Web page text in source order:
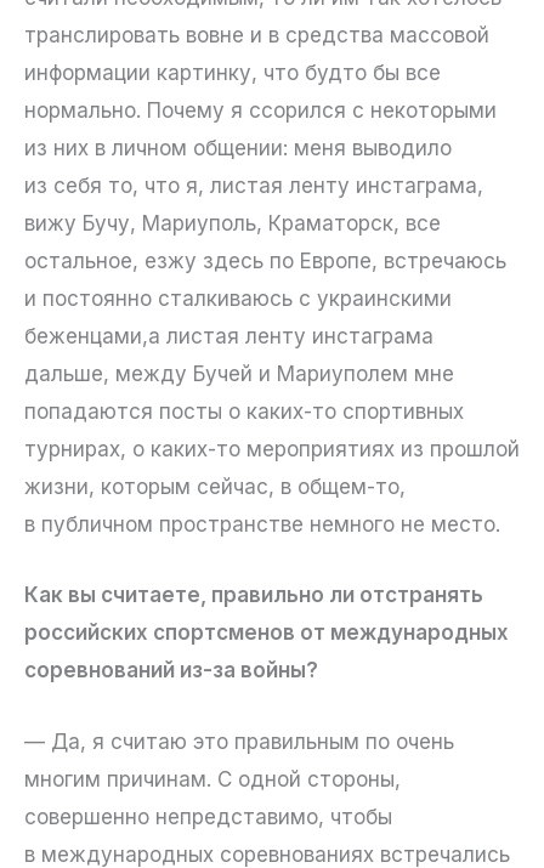
транслировать вовне и в средства массовой
информации картинку, что будто бы все
нормально. Почему я ссорился с некоторыми
из них в личном общении: меня выводило
из себя то, что я, листая ленту инстаграма,
вижу Бучу, Мариуполь, Краматорск, все
остальное, езжу здесь по Европе, встречаюсь
и постоянно сталкиваюсь с украинскими
беженцами,а листая ленту инстаграма
дальше, между Бучей и Мариуполем мне
попадаются посты о каких-то спортивных
турнирах, о каких-то мероприятиях из прошлой
жизни, которым сейчас, в общем-то,
в публичном пространстве немного не место.
Как вы считаете, правильно ли отстранять
российских спортсменов от международных
соревнований из-за войны?
— Да, я считаю это правильным по очень
многим причинам. С одной стороны,
совершенно непредставимо, чтобы
в международных соревнованиях встречались